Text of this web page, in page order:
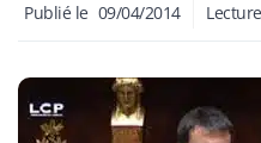
Publié le 09/04/2014